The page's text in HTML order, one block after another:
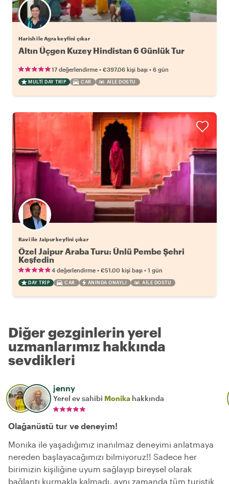
Harish ile Agra keyfini çıkar
Altın Üçgen Kuzey Hindistan 6 Günlük Tur
17 değerlendirme • €397.06 kişi başı • 6 gün
MULTI DAY TRIP CAR AILE DOSTU
Ravi ile Jaipur keyfini çıkar
Özel Jaipur Araba Turu: Ünlü Pembe Şehri
Keşfedin
4 değerlendirme • €51.00 kişi başı • 1 gün
DAY TRIP CAR ANINDA ONAYLI AILE DOSTU
Diğer gezginlerin yerel
uzmanlarımız hakkında
sevdikleri
jenny
Yerel ev sahibi Monika hakkında
Olağanüstü tur ve deneyim!
Monika ile yaşadığımız inanılmaz deneyimi anlatmaya
nereden başlayacağımızı bilmiyoruz!! Sadece her
birimizin kişiliğine uyum sağlayıp bireysel olarak
bağlantı kurmakla kalmadı, aynı zamanda tüm turistik